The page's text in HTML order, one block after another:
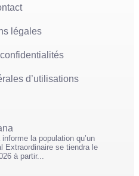
légales
d’utilisations
la population qu’un
Extraordinaire se tiendra le
à partir...